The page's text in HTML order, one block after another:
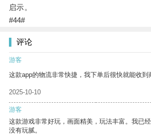
启示。
#44#
评论
游客
这款app的物流非常快捷，我下单后很快就能收到
2025-10-10
游客
这款游戏非常好玩，画面精美，玩法丰富。我已
没有玩腻。